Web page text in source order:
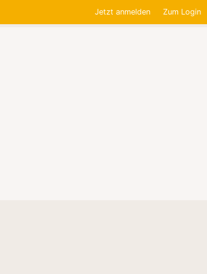
Jetzt anmelden Zum Login